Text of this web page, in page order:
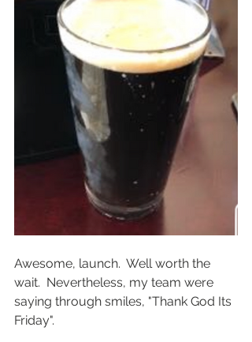
Awesome, launch.  Well worth the
wait.  Nevertheless, my team were
saying through smiles, "Thank God Its
Friday".